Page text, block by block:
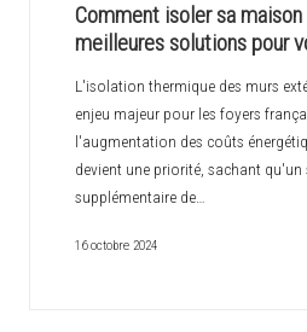
Comment isoler sa
meilleures solutions pour
L'isolation thermique des murs
enjeu majeur pour les foyers
l'augmentation des coûts
devient une priorité, sachant qu'un
supplémentaire de…
16 octobre 2024